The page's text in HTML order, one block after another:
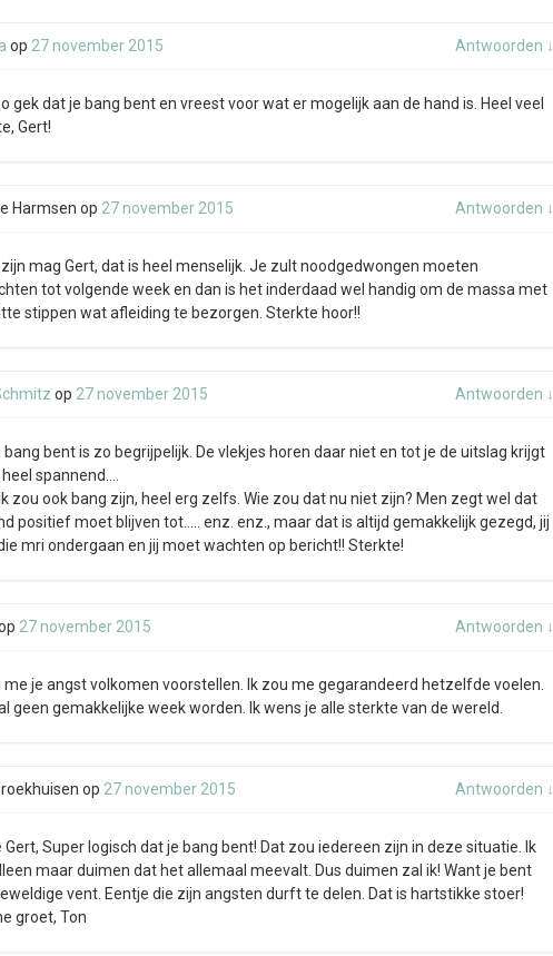
op 27 november 2015 Antwoorden ↓
gek dat je bang bent en vreest voor wat er mogelijk aan de hand is. Heel veel
Gert!
Harmsen op 27 november 2015 Antwoorden ↓
zijn mag Gert, dat is heel menselijk. Je zult noodgedwongen moeten
tot volgende week en dan is het inderdaad wel handig om de massa met
stippen wat afleiding te bezorgen. Sterkte hoor!!
op 27 november 2015 Antwoorden ↓
bang bent is zo begrijpelijk. De vlekjes horen daar niet en tot je de uitslag krijgt
spannend….
zou ook bang zijn, heel erg zelfs. Wie zou dat nu niet zijn? Men zegt wel dat
positief moet blijven tot….. enz. enz., maar dat is altijd gemakkelijk gezegd, jij
mri ondergaan en jij moet wachten op bericht!! Sterkte!
27 november 2015 Antwoorden ↓
me je angst volkomen voorstellen. Ik zou me gegarandeerd hetzelfde voelen.
geen gemakkelijke week worden. Ik wens je alle sterkte van de wereld.
op 27 november 2015 Antwoorden ↓
Gert, Super logisch dat je bang bent! Dat zou iedereen zijn in deze situatie. Ik
maar duimen dat het allemaal meevalt. Dus duimen zal ik! Want je bent
vent. Eentje die zijn angsten durft te delen. Dat is hartstikke stoer!
groet, Ton